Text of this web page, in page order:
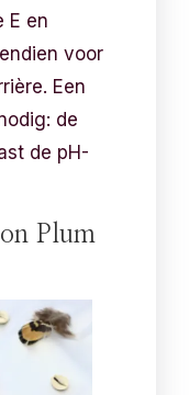
E en
voor
Een
de
de pH-
Plum